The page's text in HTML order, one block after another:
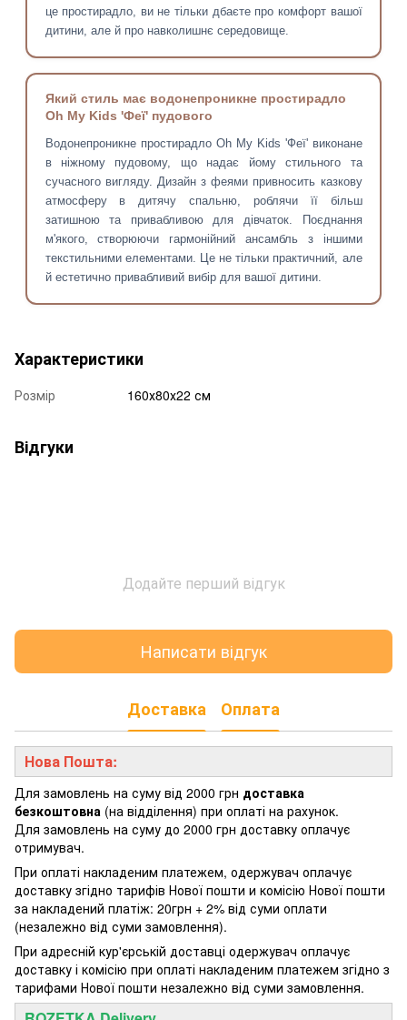
це простирадло, ви не тільки дбаєте про комфорт вашої
дитини, але й про навколишнє середовище.
Який стиль має водонепроникне простирадло
Oh My Kids 'Феї' пудового
Водонепроникне простирадло Oh My Kids 'Феї' виконане
в ніжному пудовому, що надає йому стильного та
сучасного вигляду. Дизайн з феями привносить казкову
атмосферу в дитячу спальню, роблячи її більш
затишною та привабливою для дівчаток. Поєднання
м'якого, створюючи гармонійний ансамбль з іншими
текстильними елементами. Це не тільки практичний, але
й естетично привабливий вибір для вашої дитини.
Характеристики
Розмір 160х80х22 см
Відгуки
Додайте перший відгук
Написати відгук
Доставка Оплата
Нова Пошта:
Для замовлень на суму від 2000 грн доставка
безкоштовна (на відділення) при оплаті на рахунок.
Для замовлень на суму до 2000 грн доставку оплачує
отримувач.
При оплаті накладеним платежем, одержувач оплачує
доставку згідно тарифів Нової пошти и комісію Нової пошти
за накладений платіж: 20грн + 2% від суми оплати
(незалежно від суми замовлення).
При адресній кур'єрській доставці одержувач оплачує
доставку і комісію при оплаті накладеним платежем згідно з
тарифами Нової пошти незалежно від суми замовлення.